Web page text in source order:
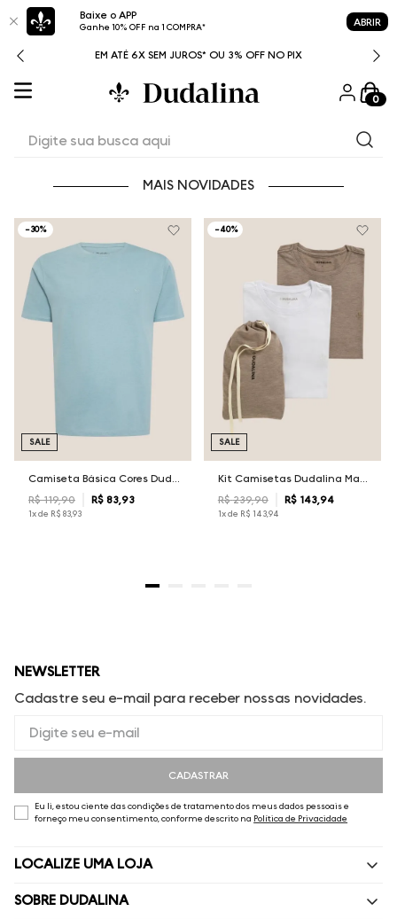
Baixe o APP
Ganhe 10% OFF na 1 COMPRA* ABRIR
EM ATÉ 6X SEM JUROS* OU 3% OFF NO PIX
0
MAIS NOVIDADES
-30%
R$ 119,90 R$ 83, 93
1x de R$ 83,93
SALE
-40%
R$ 239,90 R$ 143, 94
1x de R$ 143,94
SALE
NEWSLETTER
Cadastre seu e-mail para receber nossas novidades.
CADASTRAR
Eu li, estou ciente das condições de tratamento dos meus dados pessoais e
forneço meu consentimento, conforme descrito na Política de Privacidade
LOCALIZE UMA LOJA
SOBRE DUDALINA